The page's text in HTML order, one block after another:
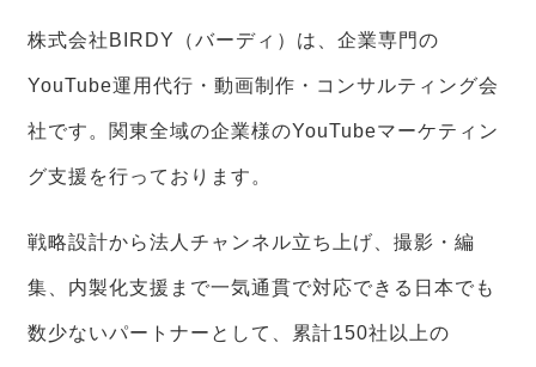
株式会社BIRDY（バーディ）は、企業専門の
YouTube運用代行・動画制作・コンサルティング会
社です。関東全域の企業様のYouTubeマーケティン
グ支援を行っております。
戦略設計から法人チャンネル立ち上げ、撮影・編
集、内製化支援まで一気通貫で対応できる日本でも
数少ないパートナーとして、累計150社以上の